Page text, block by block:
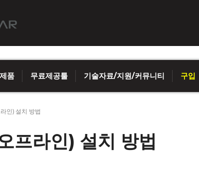
제품 무료제공툴 기술자료/지원/커뮤니티 구입
인) 설치 방법
프라인) 설치 방법